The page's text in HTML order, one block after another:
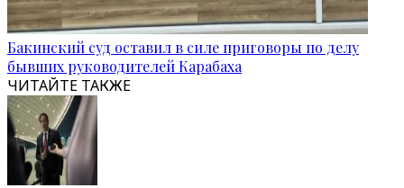
Бакинский суд оставил в силе приговоры по делу
бывших руководителей Карабаха
ЧИТАЙТЕ ТАКЖЕ